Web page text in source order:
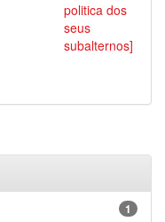
politica dos
seus
subalternos]
1